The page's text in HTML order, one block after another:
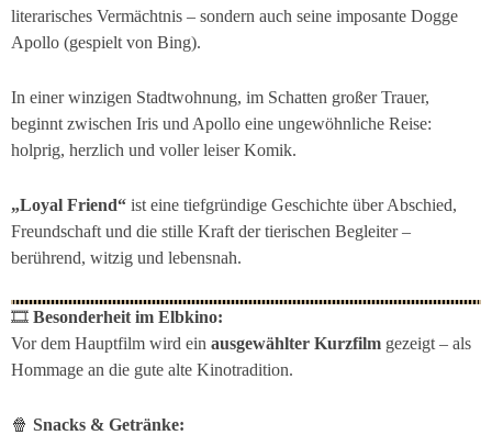
literarisches Vermächtnis – sondern auch seine imposante Dogge
Apollo (gespielt von Bing).
In einer winzigen Stadtwohnung, im Schatten großer Trauer,
beginnt zwischen Iris und Apollo eine ungewöhnliche Reise:
holprig, herzlich und voller leiser Komik.
„Loyal Friend“ ist eine tiefgründige Geschichte über Abschied,
Freundschaft und die stille Kraft der tierischen Begleiter –
berührend, witzig und lebensnah.
🎞 Besonderheit im Elbkino:
Vor dem Hauptfilm wird ein ausgewählter Kurzfilm gezeigt – als
Hommage an die gute alte Kinotradition.
🍿 Snacks & Getränke: